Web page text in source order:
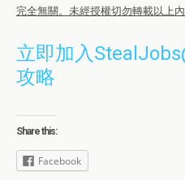
完全無關。未經授權切勿轉載以上
立即加入
攻略
Share this:
Facebook